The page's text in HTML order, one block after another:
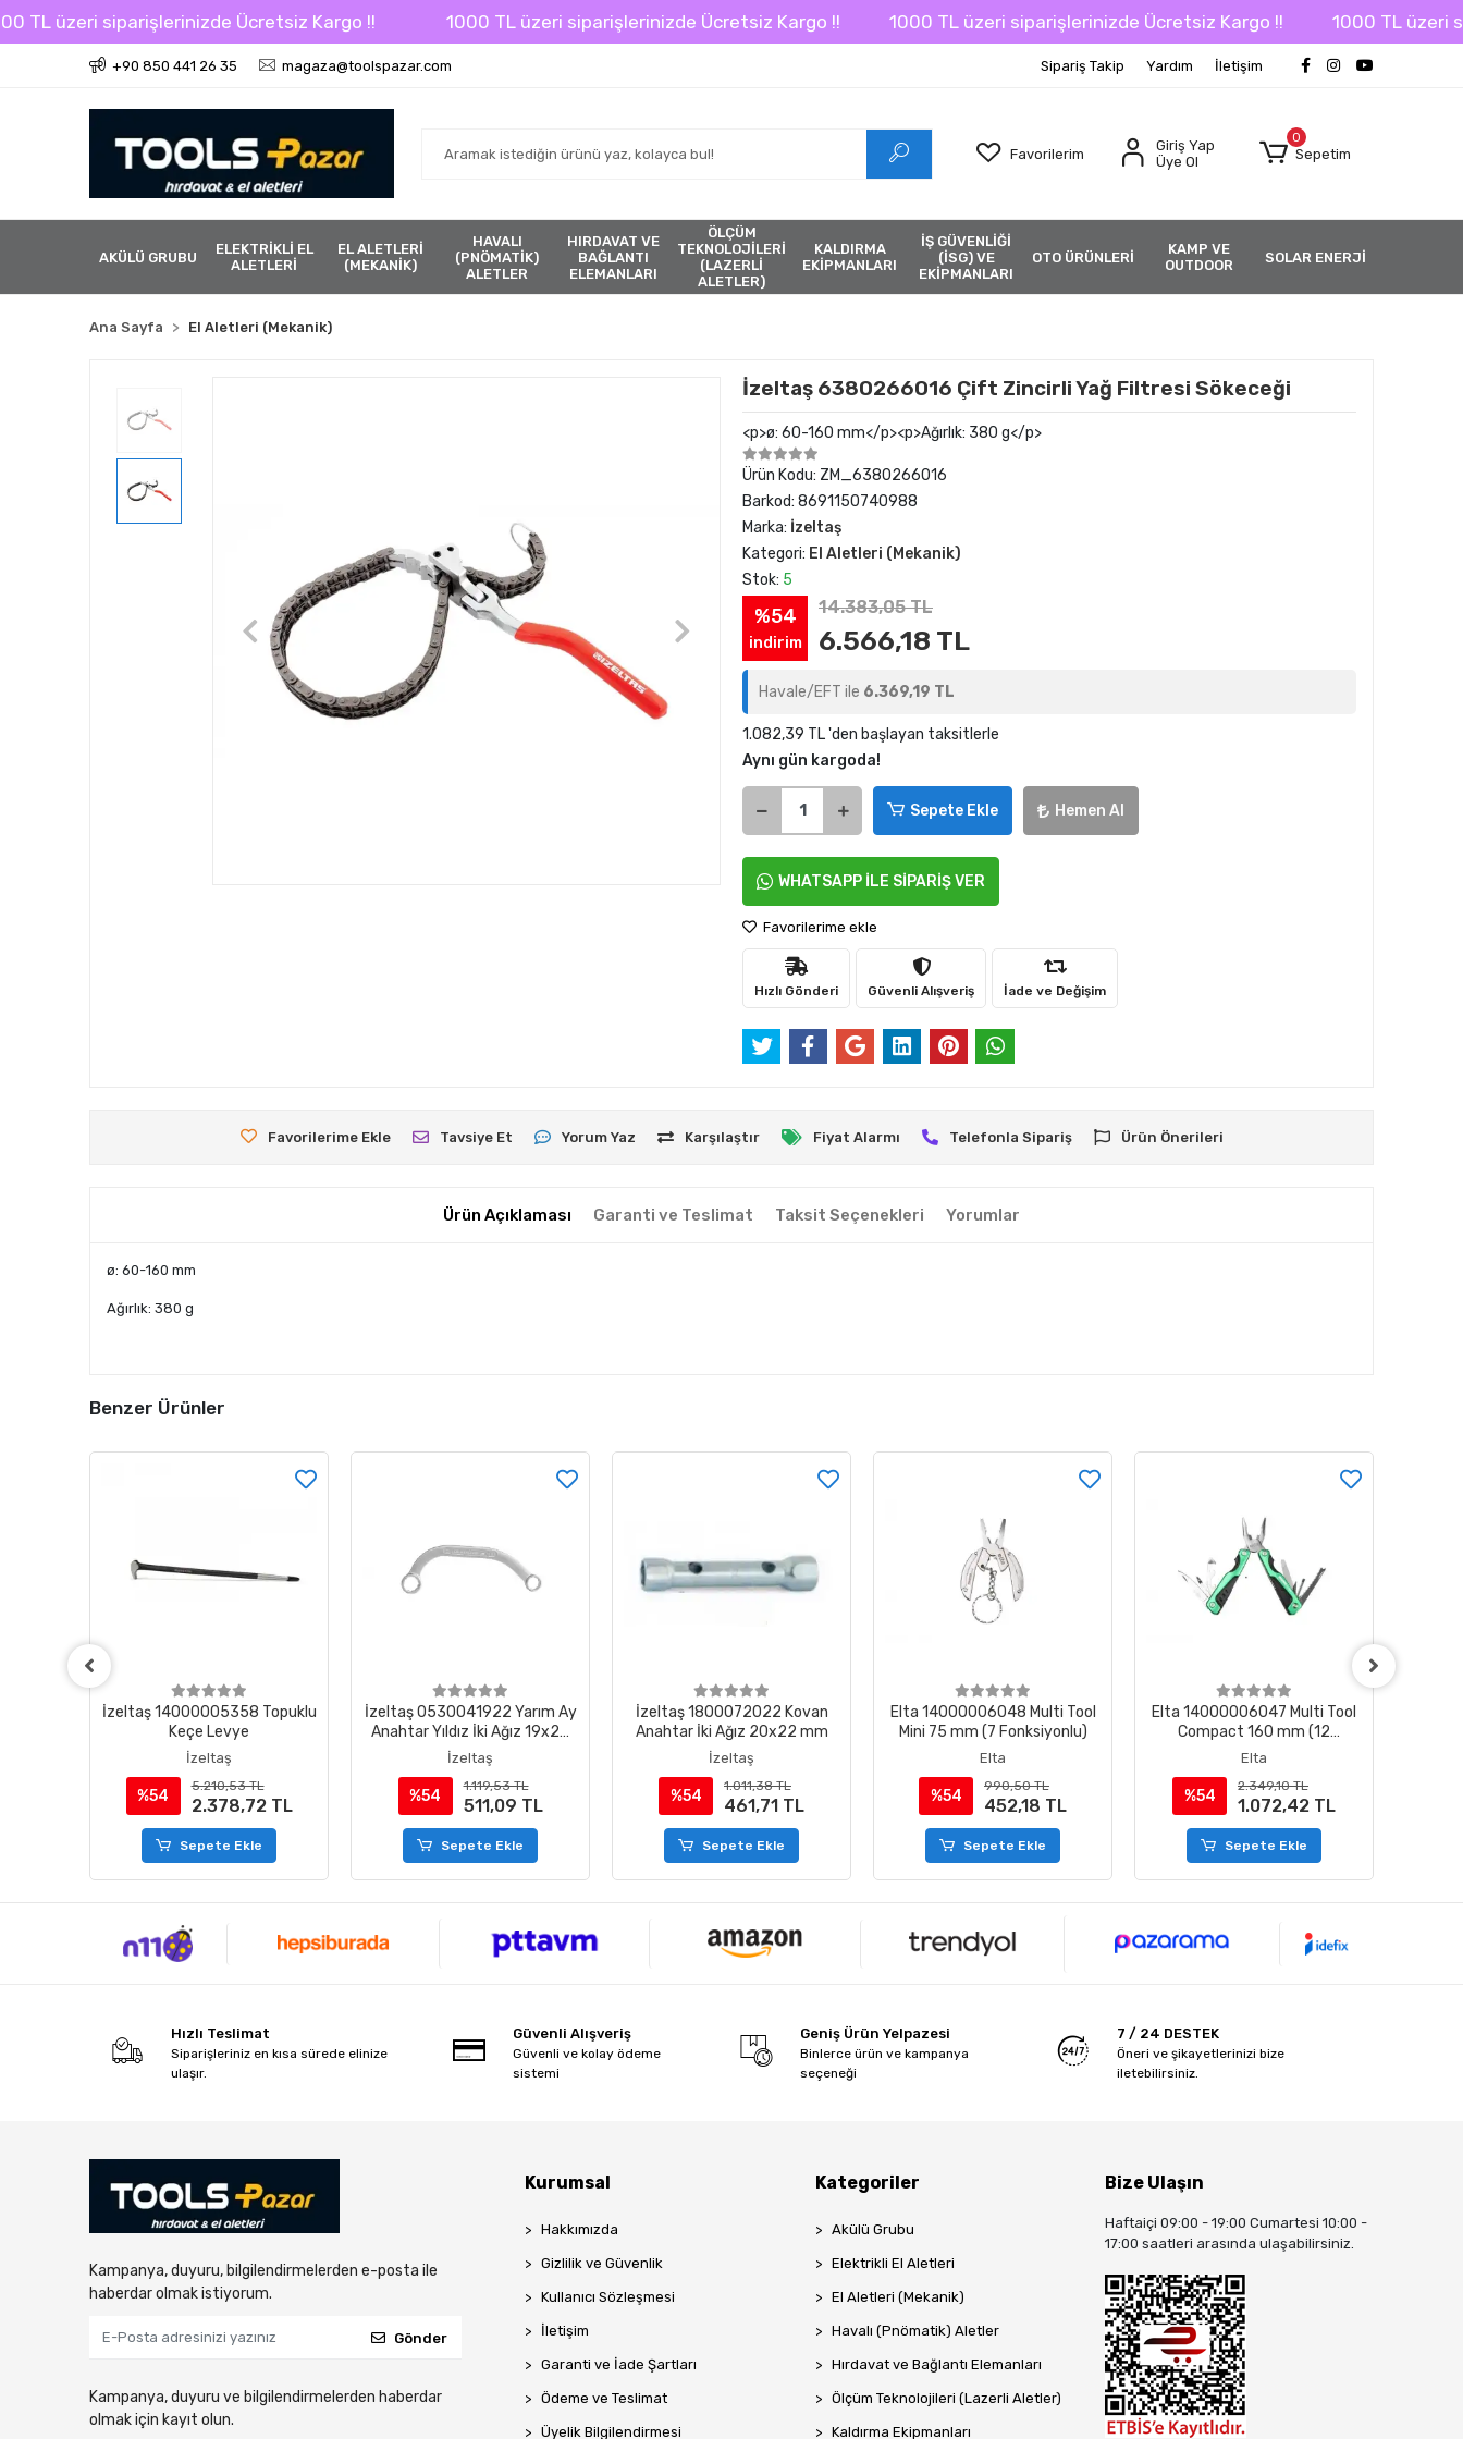
üzeri siparişlerinizde Ücretsiz Kargo !! 1000 TL üzeri siparişlerinizde Ücretsiz Kargo !! 1000 TL üzeri siparişlerinizde Ücretsiz Kargo !! 1000 TL üzeri
+90 850 441 26 35 magaza@toolspazar.com Sipariş Takip Yardım İletişim
Favorilerim
Giriş Yap
Üye Ol
0
Sepetim
AKÜLÜ GRUBU
ELEKTRİKLİ EL
ALETLERİ
EL ALETLERİ
(MEKANİK)
HAVALI
(PNÖMATİK)
ALETLER
HIRDAVAT VE
BAĞLANTI
ELEMANLARI
ÖLÇÜM
TEKNOLOJİLERİ
(LAZERLİ
ALETLER)
KALDIRMA
EKİPMANLARI
İŞ GÜVENLİĞİ
(İSG) VE
EKİPMANLARI
OTO ÜRÜNLERİ
KAMP VE
OUTDOOR
SOLAR ENERJİ
Ana Sayfa El Aletleri (Mekanik)
İzeltaş 6380266016 Çift Zincirli Yağ Filtresi Sökeceği
<p>ø: 60-160 mm</p><p>Ağırlık: 380 g</p>
Ürün Kodu: ZM_6380266016
Barkod: 8691150740988
Marka: İzeltaş
Kategori: El Aletleri (Mekanik)
Stok: 5
%54
indirim
14.383,05 TL
6.566,18 TL
Havale/EFT ile 6.369,19 TL
1.082,39 TL 'den başlayan taksitlerle
Aynı gün kargoda!
Sepete Ekle Hemen Al
WHATSAPP İLE SİPARİŞ VER
Favorilerime ekle
Hızlı Gönderi Güvenli Alışveriş İade ve Değişim
Favorilerime Ekle Tavsiye Et Yorum Yaz Karşılaştır Fiyat Alarmı Telefonla Sipariş Ürün Önerileri
Ürün Açıklaması Garanti ve Teslimat Taksit Seçenekleri Yorumlar
ø: 60-160 mm
Ağırlık: 380 g
Benzer Ürünler
İzeltaş 14000005358 Topuklu
Keçe Levye
İzeltaş
%54
5.210,53 TL
2.378,72 TL
Sepete Ekle
İzeltaş 0530041922 Yarım Ay
Anahtar Yıldız İki Ağız 19x22
mm
İzeltaş
%54
1.119,53 TL
511,09 TL
Sepete Ekle
İzeltaş 1800072022 Kovan
Anahtar İki Ağız 20x22 mm
İzeltaş
%54
1.011,38 TL
461,71 TL
Sepete Ekle
Elta 14000006048 Multi Tool
Mini 75 mm (7 Fonksiyonlu)
Elta
%54
990,50 TL
452,18 TL
Sepete Ekle
Elta 14000006047 Multi Tool
Compact 160 mm (12
Fonksiyonlu)
Elta
%54
2.349,10 TL
1.072,42 TL
Sepete Ekle
Hızlı Teslimat
Siparişleriniz en kısa sürede elinize
ulaşır.
Güvenli Alışveriş
Güvenli ve kolay ödeme
sistemi
Geniş Ürün Yelpazesi
Binlerce ürün ve kampanya
seçeneği
7 / 24 DESTEK
Öneri ve şikayetlerinizi bize
iletebilirsiniz.
Kampanya, duyuru, bilgilendirmelerden e-posta ile
haberdar olmak istiyorum.
Gönder
Kampanya, duyuru ve bilgilendirmelerden haberdar
olmak için kayıt olun.
Kurumsal
Hakkımızda
Gizlilik ve Güvenlik
Kullanıcı Sözleşmesi
İletişim
Garanti ve İade Şartları
Ödeme ve Teslimat
Üyelik Bilgilendirmesi
Kategoriler
Akülü Grubu
Elektrikli El Aletleri
El Aletleri (Mekanik)
Havalı (Pnömatik) Aletler
Hırdavat ve Bağlantı Elemanları
Ölçüm Teknolojileri (Lazerli Aletler)
Kaldırma Ekipmanları
Bize Ulaşın
Haftaiçi 09:00 - 19:00 Cumartesi 10:00 -
17:00 saatleri arasında ulaşabilirsiniz.